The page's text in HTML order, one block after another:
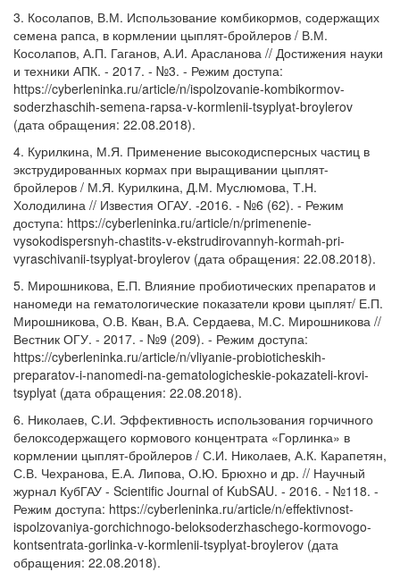
3. Косолапов, В.М. Использование комбикормов, содержащих
семена рапса, в кормлении цыплят-бройлеров / В.М.
Косолапов, А.П. Гаганов, А.И. Арасланова // Достижения науки
и техники АПК. - 2017. - №3. - Режим доступа:
https://cyberleninka.ru/article/n/ispolzovanie-kombikormov-
soderzhaschih-semena-rapsa-v-kormlenii-tsyplyat-broylerov
(дата обращения: 22.08.2018).
4. Курилкина, М.Я. Применение высокодисперсных частиц в
экструдированных кормах при выращивании цыплят-
бройлеров / М.Я. Курилкина, Д.М. Муслюмова, Т.Н.
Холодилина // Известия ОГАУ. -2016. - №6 (62). - Режим
доступа: https://cyberleninka.ru/article/n/primenenie-
vysokodispersnyh-chastits-v-ekstrudirovannyh-kormah-pri-
vyraschivanii-tsyplyat-broylerov (дата обращения: 22.08.2018).
5. Мирошникова, Е.П. Влияние пробиотических препаратов и
наномеди на гематологические показатели крови цыплят/ Е.П.
Мирошникова, О.В. Кван, В.А. Сердаева, М.С. Мирошникова //
Вестник ОГУ. - 2017. - №9 (209). - Режим доступа:
https://cyberleninka.ru/article/n/vliyanie-probioticheskih-
preparatov-i-nanomedi-na-gematologicheskie-pokazateli-krovi-
tsyplyat (дата обращения: 22.08.2018).
6. Николаев, С.И. Эффективность использования горчичного
белоксодержащего кормового концентрата «Горлинка» в
кормлении цыплят-бройлеров / С.И. Николаев, А.К. Карапетян,
С.В. Чехранова, Е.А. Липова, О.Ю. Брюхно и др. // Научный
журнал КубГАУ - Scientific Journal of KubSAU. - 2016. - №118. -
Режим доступа: https://cyberleninka.ru/article/n/effektivnost-
ispolzovaniya-gorchichnogo-beloksoderzhaschego-kormovogo-
kontsentrata-gorlinka-v-kormlenii-tsyplyat-broylerov (дата
обращения: 22.08.2018).